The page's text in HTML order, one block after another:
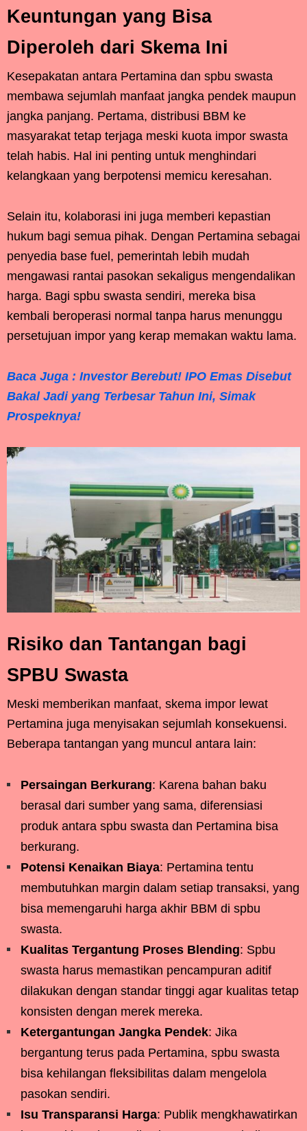
Keuntungan yang Bisa
Diperoleh dari Skema Ini
Kesepakatan antara Pertamina dan spbu swasta
membawa sejumlah manfaat jangka pendek maupun
jangka panjang. Pertama, distribusi BBM ke
masyarakat tetap terjaga meski kuota impor swasta
telah habis. Hal ini penting untuk menghindari
kelangkaan yang berpotensi memicu keresahan.
Selain itu, kolaborasi ini juga memberi kepastian
hukum bagi semua pihak. Dengan Pertamina sebagai
penyedia base fuel, pemerintah lebih mudah
mengawasi rantai pasokan sekaligus mengendalikan
harga. Bagi spbu swasta sendiri, mereka bisa
kembali beroperasi normal tanpa harus menunggu
persetujuan impor yang kerap memakan waktu lama.
Baca Juga : Investor Berebut! IPO Emas Disebut
Bakal Jadi yang Terbesar Tahun Ini, Simak
Prospeknya!
Risiko dan Tantangan bagi
SPBU Swasta
Meski memberikan manfaat, skema impor lewat
Pertamina juga menyisakan sejumlah konsekuensi.
Beberapa tantangan yang muncul antara lain:
Persaingan Berkurang: Karena bahan baku
berasal dari sumber yang sama, diferensiasi
produk antara spbu swasta dan Pertamina bisa
berkurang.
Potensi Kenaikan Biaya: Pertamina tentu
membutuhkan margin dalam setiap transaksi, yang
bisa memengaruhi harga akhir BBM di spbu
swasta.
Kualitas Tergantung Proses Blending: Spbu
swasta harus memastikan pencampuran aditif
dilakukan dengan standar tinggi agar kualitas tetap
konsisten dengan merek mereka.
Ketergantungan Jangka Pendek: Jika
bergantung terus pada Pertamina, spbu swasta
bisa kehilangan fleksibilitas dalam mengelola
pasokan sendiri.
Isu Transparansi Harga: Publik mengkhawatirkan